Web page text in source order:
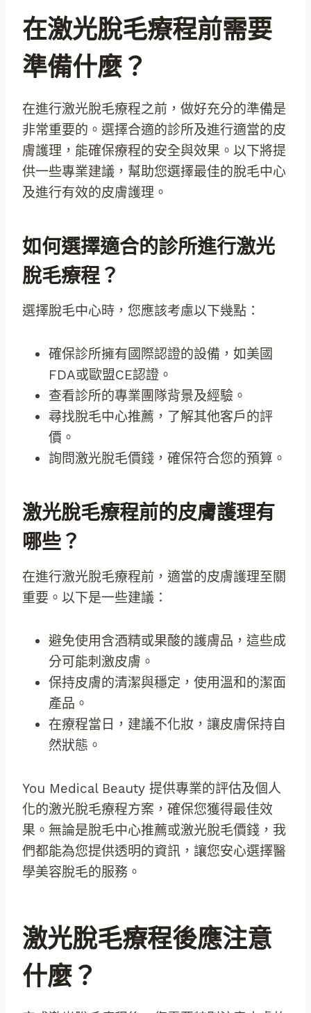
在激光脫毛療程前需要
準備什麼？
在進行激光脫毛療程之前，做好充分的準備是
非常重要的。選擇合適的診所及進行適當的皮
膚護理，能確保療程的安全與效果。以下將提
供一些專業建議，幫助您選擇最佳的脫毛中心
及進行有效的皮膚護理。
如何選擇適合的診所進行激光
脫毛療程？
選擇脫毛中心時，您應該考慮以下幾點：
確保診所擁有國際認證的設備，如美國
FDA或歐盟CE認證。
查看診所的專業團隊背景及經驗。
尋找脫毛中心推薦，了解其他客戶的評
價。
詢問激光脫毛價錢，確保符合您的預算。
激光脫毛療程前的皮膚護理有
哪些？
在進行激光脫毛療程前，適當的皮膚護理至關
重要。以下是一些建議：
避免使用含酒精或果酸的護膚品，這些成
分可能刺激皮膚。
保持皮膚的清潔與穩定，使用溫和的潔面
產品。
在療程當日，建議不化妝，讓皮膚保持自
然狀態。
You Medical Beauty 提供專業的評估及個人
化的激光脫毛療程方案，確保您獲得最佳效
果。無論是脫毛中心推薦或激光脫毛價錢，我
們都能為您提供透明的資訊，讓您安心選擇醫
學美容脫毛的服務。
激光脫毛療程後應注意
什麼？